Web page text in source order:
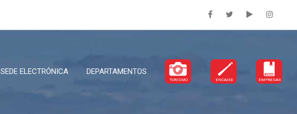
SEDE ELECTRÓNICA DEPARTAMENTOS
TURISMO ENCAIXE EMPRESAS